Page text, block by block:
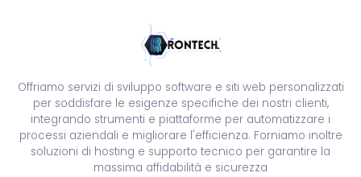
Offriamo servizi di sviluppo software e siti web personalizzati
per soddisfare le esigenze specifiche dei nostri clienti,
integrando strumenti e piattaforme per automatizzare i
processi aziendali e migliorare l'efficienza. Forniamo inoltre
soluzioni di hosting e supporto tecnico per garantire la
massima affidabilità e sicurezza